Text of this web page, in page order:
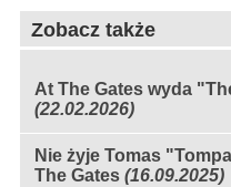
Zobacz także
At The Gates wyda
(22.02.2026)
Nie żyje Tomas
The Gates (16.09.2025)